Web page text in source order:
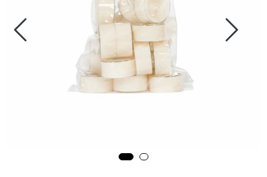
Kampanjer og Outlet